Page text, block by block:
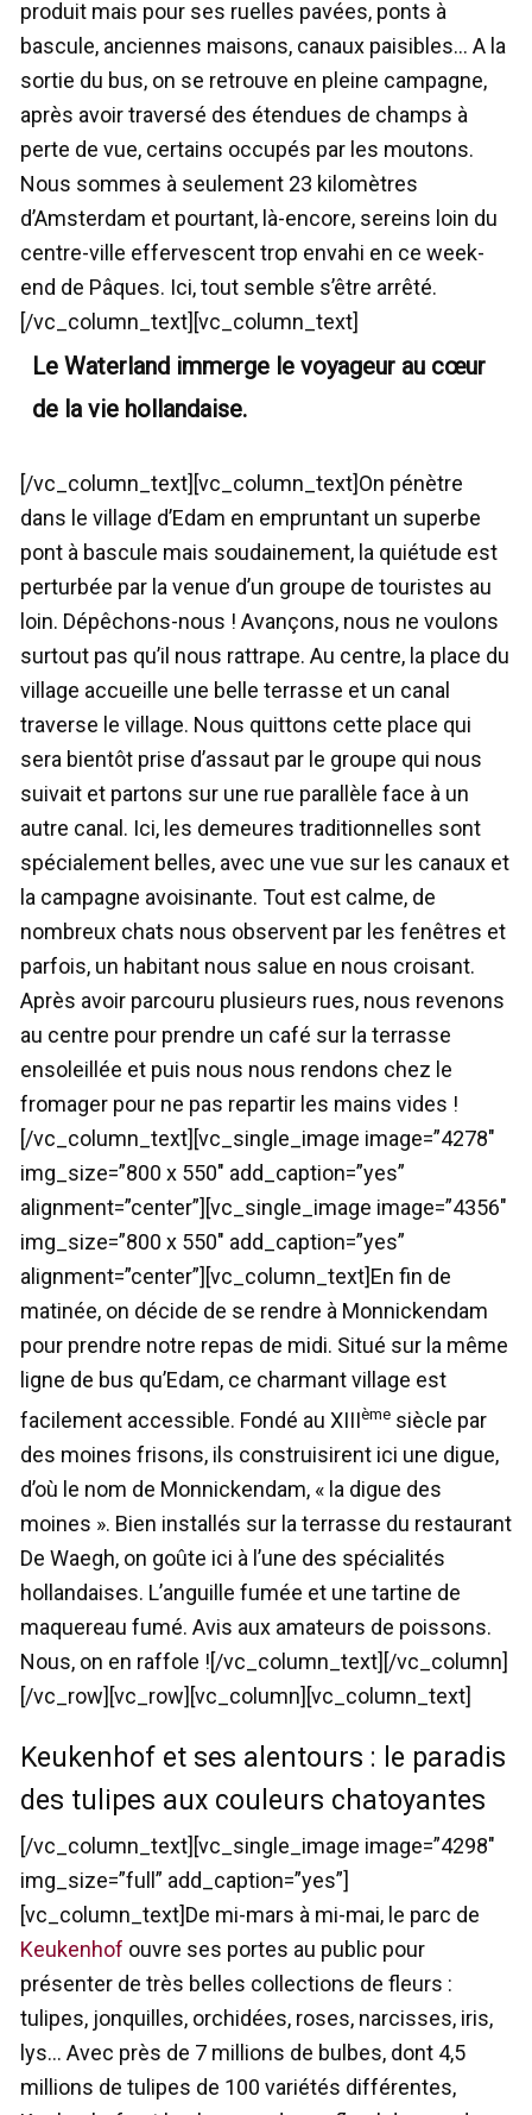
produit mais pour ses ruelles pavées, ponts à
bascule, anciennes maisons, canaux paisibles… A la
sortie du bus, on se retrouve en pleine campagne,
après avoir traversé des étendues de champs à
perte de vue, certains occupés par les moutons.
Nous sommes à seulement 23 kilomètres
d’Amsterdam et pourtant, là-encore, sereins loin du
centre-ville effervescent trop envahi en ce week-
end de Pâques. Ici, tout semble s’être arrêté.
[/vc_column_text][vc_column_text]
Le Waterland immerge le voyageur au cœur
de la vie hollandaise.
[/vc_column_text][vc_column_text]On pénètre
dans le village d’Edam en empruntant un superbe
pont à bascule mais soudainement, la quiétude est
perturbée par la venue d’un groupe de touristes au
loin. Dépêchons-nous ! Avançons, nous ne voulons
surtout pas qu’il nous rattrape. Au centre, la place du
village accueille une belle terrasse et un canal
traverse le village. Nous quittons cette place qui
sera bientôt prise d’assaut par le groupe qui nous
suivait et partons sur une rue parallèle face à un
autre canal. Ici, les demeures traditionnelles sont
spécialement belles, avec une vue sur les canaux et
la campagne avoisinante. Tout est calme, de
nombreux chats nous observent par les fenêtres et
parfois, un habitant nous salue en nous croisant.
Après avoir parcouru plusieurs rues, nous revenons
au centre pour prendre un café sur la terrasse
ensoleillée et puis nous nous rendons chez le
fromager pour ne pas repartir les mains vides !
[/vc_column_text][vc_single_image image=”4278″
img_size=”800 x 550″ add_caption=”yes”
alignment=”center”][vc_single_image image=”4356″
img_size=”800 x 550″ add_caption=”yes”
alignment=”center”][vc_column_text]En fin de
matinée, on décide de se rendre à Monnickendam
pour prendre notre repas de midi. Situé sur la même
ligne de bus qu’Edam, ce charmant village est
facilement accessible. Fondé au XIIIème siècle par
des moines frisons, ils construisirent ici une digue,
d’où le nom de Monnickendam, « la digue des
moines ». Bien installés sur la terrasse du restaurant
De Waegh, on goûte ici à l’une des spécialités
hollandaises. L’anguille fumée et une tartine de
maquereau fumé. Avis aux amateurs de poissons.
Nous, on en raffole ![/vc_column_text][/vc_column]
[/vc_row][vc_row][vc_column][vc_column_text]
Keukenhof et ses alentours : le paradis
des tulipes aux couleurs chatoyantes
[/vc_column_text][vc_single_image image=”4298″
img_size=”full” add_caption=”yes”]
[vc_column_text]De mi-mars à mi-mai, le parc de
Keukenhof ouvre ses portes au public pour
présenter de très belles collections de fleurs :
tulipes, jonquilles, orchidées, roses, narcisses, iris,
lys… Avec près de 7 millions de bulbes, dont 4,5
millions de tulipes de 100 variétés différentes,